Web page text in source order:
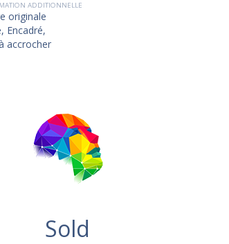
ADDITIONNELLE
originale
Encadré,
accrocher
Sold